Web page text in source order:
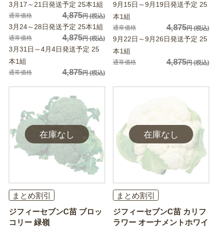
3月17～21日発送予定 25本1組
通常価格 4,875円(税込)
3月24～28日発送予定 25本1組
通常価格 4,875円(税込)
3月31日～4月4日発送予定 25
本1組
通常価格 4,875円(税込)
9月15日～9月19日発送予定 25
本1組
通常価格 4,875円(税込)
9月22日～9月26日発送予定 25
本1組
通常価格 4,875円(税込)
まとめ割引
ジフィーセブンC苗 ブロッ
コリー 緑嶺
まとめ割引
ジフィーセブンC苗 カリフ
ラワー オーナメントホワイ